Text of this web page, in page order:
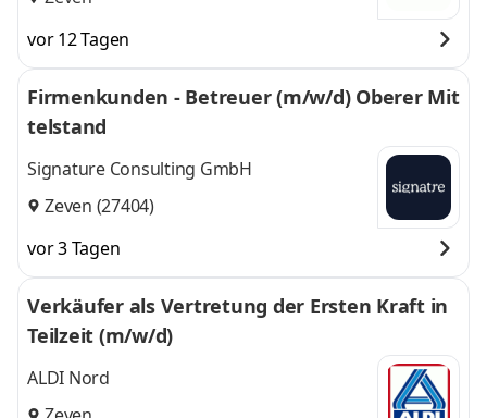
vor 12 Tagen
Firmenkunden - Betreuer (m/w/d) Oberer Mit
telstand
Signature Consulting GmbH
Zeven (27404)
vor 3 Tagen
Verkäufer als Vertretung der Ersten Kraft in
Teilzeit (m/w/d)
ALDI Nord